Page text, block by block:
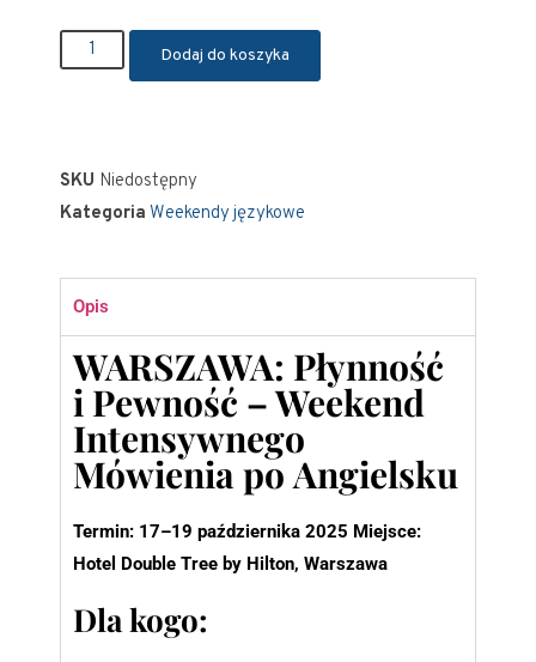
Dodaj do koszyka
SKU Niedostępny
Kategoria Weekendy językowe
Opis
WARSZAWA: Płynność
i Pewność – Weekend
Intensywnego
Mówienia po Angielsku
Termin: 17–19 października 2025 Miejsce:
Hotel Double Tree by Hilton, Warszawa
Dla kogo: